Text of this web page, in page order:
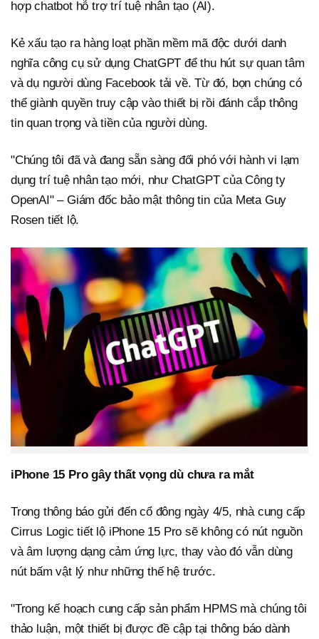
hợp chatbot hỗ trợ trí tuệ nhân tạo (AI).
Kẻ xấu tạo ra hàng loạt phần mềm mã độc dưới danh
nghĩa công cụ sử dụng ChatGPT để thu hút sự quan tâm
và dụ người dùng Facebook tải về. Từ đó, bọn chúng có
thể giành quyền truy cập vào thiết bị rồi đánh cắp thông
tin quan trọng và tiền của người dùng.
"Chúng tôi đã và đang sẵn sàng đối phó với hành vi lạm
dụng trí tuệ nhân tạo mới, như ChatGPT của Công ty
OpenAI" – Giám đốc bảo mật thông tin của Meta Guy
Rosen tiết lộ.
iPhone 15 Pro gây thất vọng dù chưa ra mắt
Trong thông báo gửi đến cổ đông ngày 4/5, nhà cung cấp
Cirrus Logic tiết lộ iPhone 15 Pro sẽ không có nút nguồn
và âm lượng dạng cảm ứng lực, thay vào đó vẫn dùng
nút bấm vật lý như những thế hệ trước.
"Trong kế hoạch cung cấp sản phẩm HPMS mà chúng tôi
thảo luận, một thiết bị được đề cập tại thông báo dành